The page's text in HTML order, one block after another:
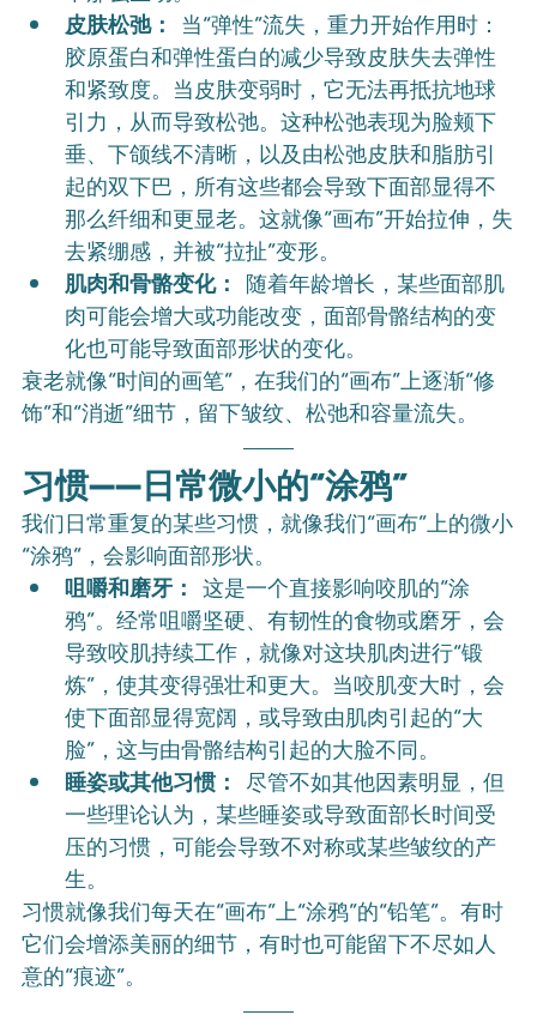
皮肤松弛： 当“弹性”流失，重力开始作用时：
胶原蛋白和弹性蛋白的减少导致皮肤失去弹性
和紧致度。当皮肤变弱时，它无法再抵抗地球
引力，从而导致松弛。这种松弛表现为脸颊下
垂、下颌线不清晰，以及由松弛皮肤和脂肪引
起的双下巴，所有这些都会导致下面部显得不
那么纤细和更显老。这就像“画布”开始拉伸，失
去紧绷感，并被“拉扯”变形。
肌肉和骨骼变化： 随着年龄增长，某些面部肌
肉可能会增大或功能改变，面部骨骼结构的变
化也可能导致面部形状的变化。
衰老就像“时间的画笔”，在我们的“画布”上逐渐“修
饰”和“消逝”细节，留下皱纹、松弛和容量流失。
习惯——日常微小的“涂鸦”
我们日常重复的某些习惯，就像我们“画布”上的微小
“涂鸦”，会影响面部形状。
咀嚼和磨牙： 这是一个直接影响咬肌的“涂
鸦”。经常咀嚼坚硬、有韧性的食物或磨牙，会
导致咬肌持续工作，就像对这块肌肉进行“锻
炼”，使其变得强壮和更大。当咬肌变大时，会
使下面部显得宽阔，或导致由肌肉引起的“大
脸”，这与由骨骼结构引起的大脸不同。
睡姿或其他习惯： 尽管不如其他因素明显，但
一些理论认为，某些睡姿或导致面部长时间受
压的习惯，可能会导致不对称或某些皱纹的产
生。
习惯就像我们每天在“画布”上“涂鸦”的“铅笔”。有时
它们会增添美丽的细节，有时也可能留下不尽如人
意的“痕迹”。